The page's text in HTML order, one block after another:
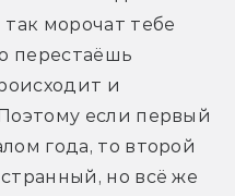
так морочат тебе
перестаёшь
и
если первый
года, то второй
но всё же